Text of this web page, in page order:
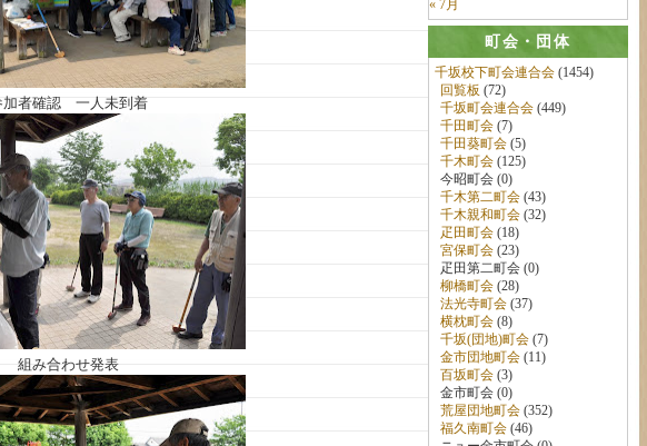
« 7月
町会・団体
千坂校下町会連合会(1454)
回覧板 (72)
千坂町会連合会(449)
千田町会(7)
千田葵町会(5)
千木町会(125)
今昭町会 (0)
千木第二町会(43)
千木親和町会(32)
疋田町会(18)
宮保町会(23)
疋田第二町会 (0)
柳橋町会(28)
法光寺町会(37)
横枕町会(8)
千坂(団地)町会(7)
金市団地町会(11)
百坂町会(3)
金市町会 (0)
荒屋団地町会(352)
福久南町会(46)
加者確認 一人未到着
組み合わせ発表